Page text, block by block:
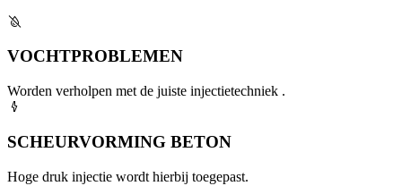
VOCHTPROBLEMEN
Worden verholpen met de juiste injectietechniek .
SCHEURVORMING BETON
Hoge druk injectie wordt hierbij toegepast.